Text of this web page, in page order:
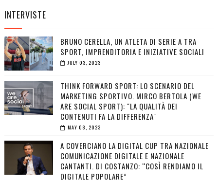
INTERVISTE
BRUNO CERELLA, UN ATLETA DI SERIE A TRA
SPORT, IMPRENDITORIA E INIZIATIVE SOCIALI
JULY 03, 2023
THINK FORWARD SPORT: LO SCENARIO DEL
MARKETING SPORTIVO. MIRCO BERTOLA (WE
ARE SOCIAL SPORT): "LA QUALITÀ DEI
CONTENUTI FA LA DIFFERENZA"
MAY 08, 2023
A COVERCIANO LA DIGITAL CUP TRA NAZIONALE
COMUNICAZIONE DIGITALE E NAZIONALE
CANTANTI. DI COSTANZO: “COSÌ RENDIAMO IL
DIGITALE POPOLARE”